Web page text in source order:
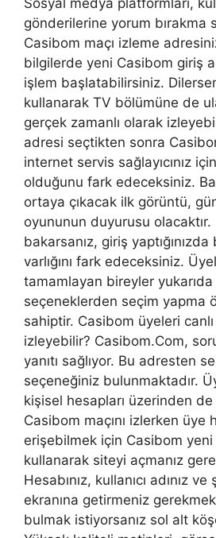
gönderilerine yorum bırakma
Casibom maçı izleme
bilgilerde yeni Casibom giriş
işlem başlatabilirsiniz.
kullanarak TV bölümüne de
gerçek zamanlı olarak
adresi seçtikten sonra
internet servis sağlayıcınız
olduğunu fark edeceksiniz.
ortaya çıkacak ilk görüntü,
oyununun duyurusu olacaktır.
bakarsanız, giriş
varlığını fark edeceksiniz.
tamamlayan bireyler
seçeneklerden seçim yapma
sahiptir. Casibom üyeleri canlı
izleyebilir? Casibom.Com,
yanıtı sağlıyor. Bu adresten
seçeneğiniz bulunmaktadır.
kişisel hesapları üzerinden
Casibom maçını izlerken üye
erişebilmek için Casibom
kullanarak siteyi açmanız
Hesabınız, kullanıcı adınız
ekranına getirmeniz
bulmak istiyorsanız sol alt